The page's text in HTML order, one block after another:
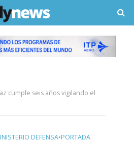
cumple seis años vigilando el
DEFENSA•PORTADA